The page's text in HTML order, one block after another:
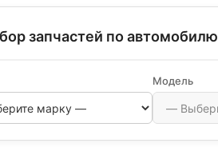
запчастей по автомобилю
Модель